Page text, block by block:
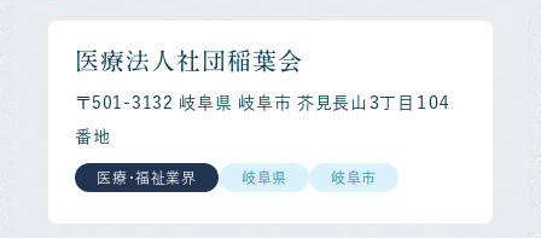
医療法人社団稲葉会
〒501-3132 岐阜県 岐阜市 芥見長山３丁目１０４
番地
医療・福祉業界 岐阜県 岐阜市